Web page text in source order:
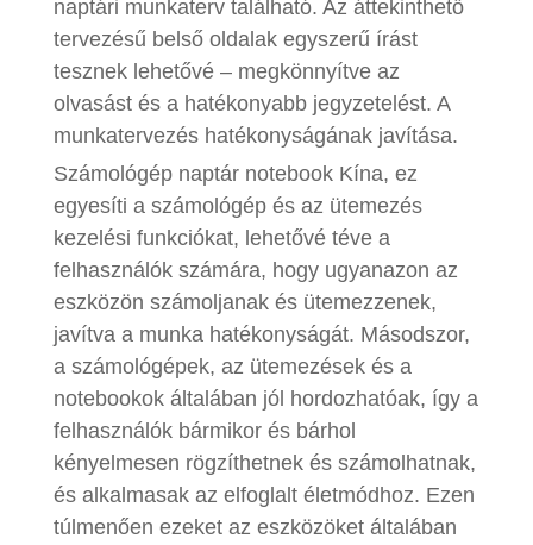
naptári munkaterv található. Az áttekinthető
tervezésű belső oldalak egyszerű írást
tesznek lehetővé – megkönnyítve az
olvasást és a hatékonyabb jegyzetelést. A
munkatervezés hatékonyságának javítása.
Számológép naptár notebook Kína, ez
egyesíti a számológép és az ütemezés
kezelési funkciókat, lehetővé téve a
felhasználók számára, hogy ugyanazon az
eszközön számoljanak és ütemezzenek,
javítva a munka hatékonyságát. Másodszor,
a számológépek, az ütemezések és a
notebookok általában jól hordozhatóak, így a
felhasználók bármikor és bárhol
kényelmesen rögzíthetnek és számolhatnak,
és alkalmasak az elfoglalt életmódhoz. Ezen
túlmenően ezeket az eszközöket általában